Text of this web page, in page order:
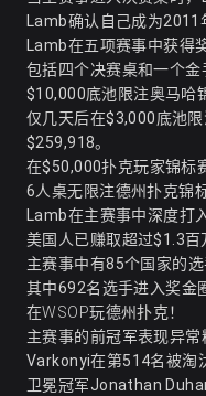
Lamb确认自己成为2011
Lamb在五项赛事中获得
包括四个决赛桌和一个
$10,000底池限注奥马哈
仅几天后在$3,000底池
$259,918。
在$50,000扑克玩家锦标
6人桌无限注德州扑克锦
Lamb在主赛事中深度打
美国人已赚取超过$1.3百
主赛事中有85个国家的选
其中692名选手进入奖金
在WSOP玩德州扑克！
主赛事的前冠军表现异
Varkonyi在第514名被淘
卫冕冠军Jonathan